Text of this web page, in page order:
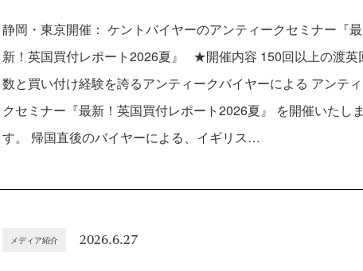
静岡・東京開催： ケントバイヤーのアンティークセミナー『最
新！英国買付レポート2026夏』 ★開催内容 150回以上の渡英
数と買い付け経験を誇るアンティークバイヤーによる アンテ
クセミナー『最新！英国買付レポート2026夏』 を開催いたしま
す。 帰国直後のバイヤーによる、イギリス…
メディア紹介 2026.6.27